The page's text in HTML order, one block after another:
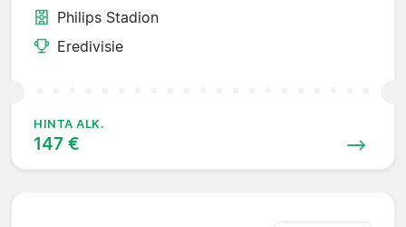
Philips Stadion
Eredivisie
HINTA ALK.
147 €